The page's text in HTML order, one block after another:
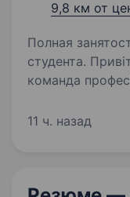
9,8 км от
Полная
студента. Привіт! Ми — Doctor Armstrong,
команда
до повернення
11 ч. назад